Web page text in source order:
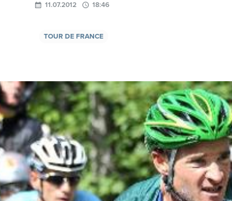
11.07.2012 18:46
TOUR DE FRANCE